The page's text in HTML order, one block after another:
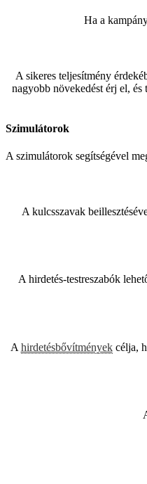
Ha a
A sikeres teljesítmény
nagyobb növekedést érj el,
Szimulátorok
A szimulátorok segítségével
A kulcsszavak
A hirdetés-testreszabók
A hirdetésbővítményekcélja,